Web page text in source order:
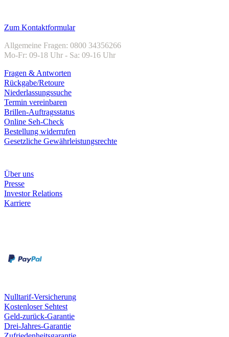
Zum Kontaktformular
Allgemeine Fragen: 0800 34356266
Mo-Fr: 09-18 Uhr - Sa: 09-16 Uhr
Fragen & Antworten
Rückgabe/Retoure
Niederlassungssuche
Termin vereinbaren
Brillen-Auftragsstatus
Online Seh-Check
Bestellung widerrufen
Gesetzliche Gewährleistungsrechte
Über uns
Presse
Investor Relations
Karriere
Nulltarif-Versicherung
Kostenloser Sehtest
Geld-zurück-Garantie
Drei-Jahres-Garantie